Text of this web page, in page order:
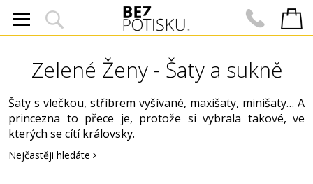
Zelené Ženy - Šaty a sukně
Šaty s vlečkou, stříbrem vyšívané, maxišaty, minišaty… A
princezna to přece je, protože si vybrala takové, ve
kterých se cítí královsky.
Nejčastěji hledáte